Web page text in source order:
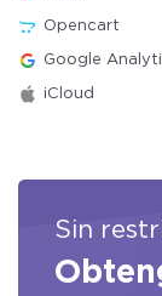
Opencart
Google
iCloud
Sin